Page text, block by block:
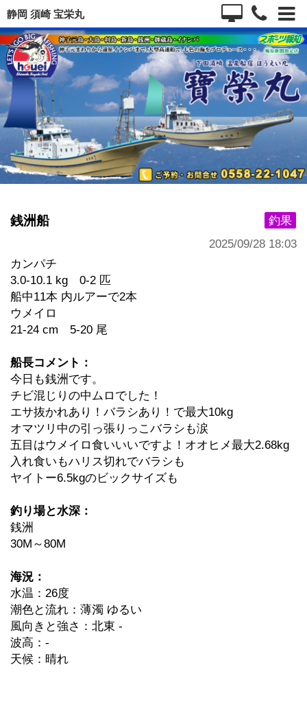
静岡 須崎 宝栄丸
釣果
銭洲船
2025/09/28 18:03
カンパチ
3.0-10.1 kg 0-2 匹
船中11本 内ルアーで2本
ウメイロ
21-24 cm 5-20 尾
船長コメント：
今日も銭洲です。
チビ混じりの中ムロでした！
エサ抜かれあり！バラシあり！で最大10kg
オマツリ中の引っ張りっこバラシも涙
五目はウメイロ食いいいですよ！オオヒメ最大2.68kg
入れ食いもハリス切れでバラシも
ヤイトー6.5kgのビックサイズも
釣り場と水深：
銭洲
30M～80M
海況：
水温：26度
潮色と流れ：薄濁 ゆるい
風向きと強さ：北東 -
波高：-
天候：晴れ